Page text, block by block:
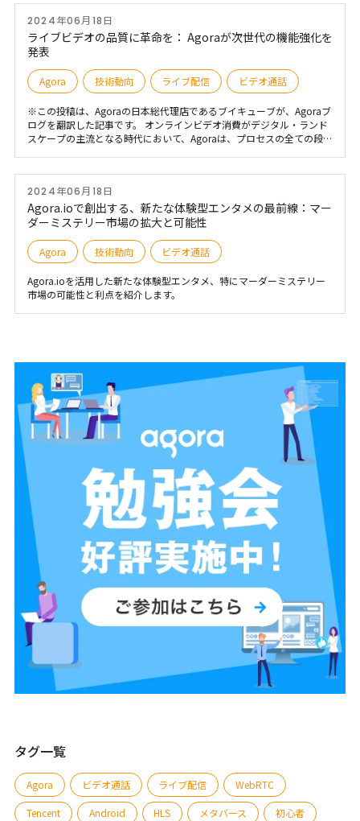
2024年06月18日
ライブビデオの品質に革命を： Agoraが次世代の機能強化を
発表
Agora 技術動向 ライブ配信 ビデオ通話
※この投稿は、Agoraの日本総代理店であるブイキューブが、Agoraブ
ログを翻訳した記事です。 オンラインビデオ消費がデジタル・ランド
スケープの主流となる時代において、Agoraは、プロセスの全ての段階
ンダリングまで、Agoraの最新のイノベーションは、リアルタイムビ
デオとライブストリームを体験する方法を強化します。 オンライン交
流におけるビジュアル体験を再定義するAgora、その新しいビデオエ
ンハンスメント機能に飛び込んでみましょう。
2024年06月18日
Agora.ioで創出する、新たな体験型エンタメの最前線：マー
ダーミステリー市場の拡大と可能性
Agora 技術動向 ビデオ通話
Agora.ioを活用した新たな体験型エンタメ、特にマーダーミステリー
市場の可能性と利点を紹介します。
タグ一覧
Agora ビデオ通話 ライブ配信 WebRTC
Tencent Android HLS メタバース 初心者